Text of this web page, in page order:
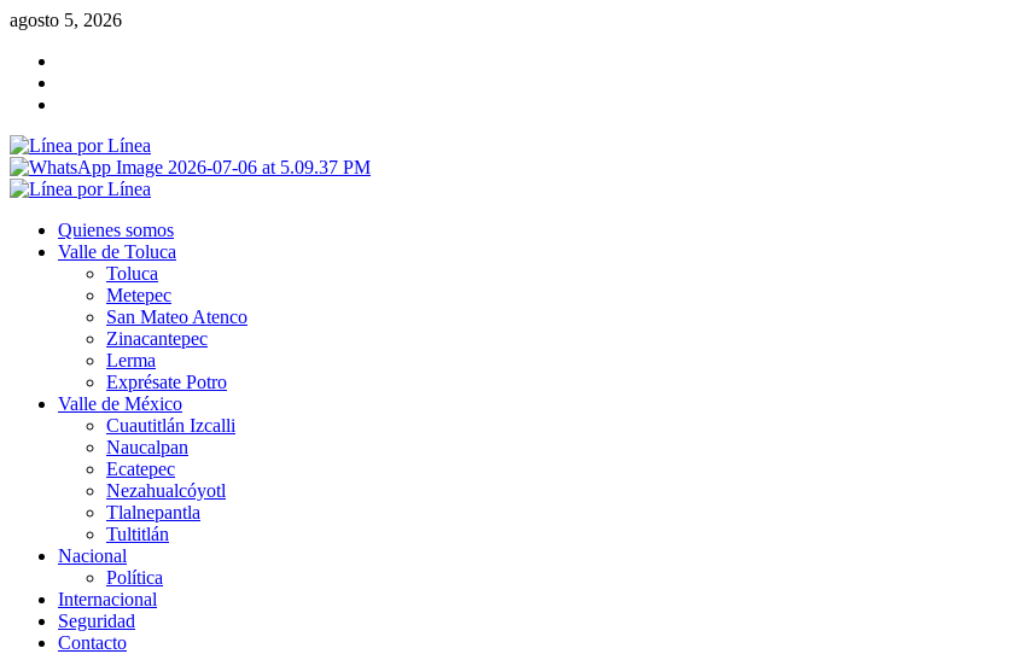
Saltar
contenido
agosto 5, 2026
Menú
Quienes somos
Valle de Toluca
Toluca
Metepec
San Mateo Atenco
Zinacantepec
Lerma
Exprésate Potro
Valle de México
Cuautitlán Izcalli
Naucalpan
Ecatepec
Nezahualcóyotl
Tlalnepantla
Tultitlán
Nacional
Política
Internacional
Seguridad
Contacto